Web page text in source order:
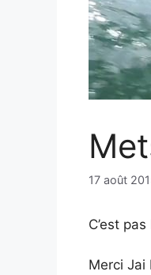
17 août
C’est
Merci Jai